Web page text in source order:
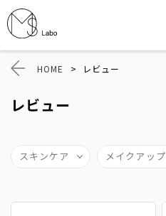
HOME > レビュー
レビュー
スキンケア メイクアップ